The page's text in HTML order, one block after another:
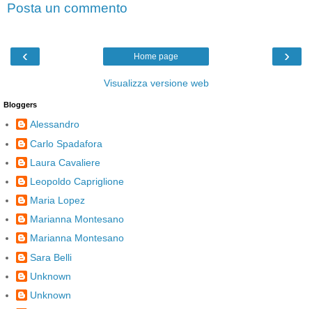
Posta un commento
‹ ›
Home page
Visualizza versione web
Bloggers
Alessandro
Carlo Spadafora
Laura Cavaliere
Leopoldo Capriglione
Maria Lopez
Marianna Montesano
Marianna Montesano
Sara Belli
Unknown
Unknown